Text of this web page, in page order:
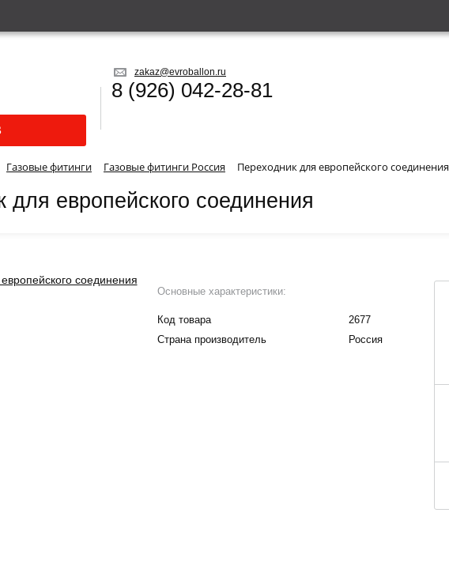
zakaz@evroballon.ru
8 (926) 042-28-81
Газовые фитинги Газовые фитинги Россия Переходник для европейского соединения
для европейского соединения
Основные характеристики:
Код товара
2677
Страна производитель
Россия